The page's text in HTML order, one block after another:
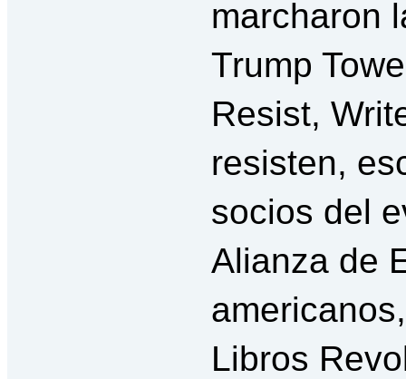
marcharon
Trump
Resist,
resisten,
socios del
Alianza de
Libros